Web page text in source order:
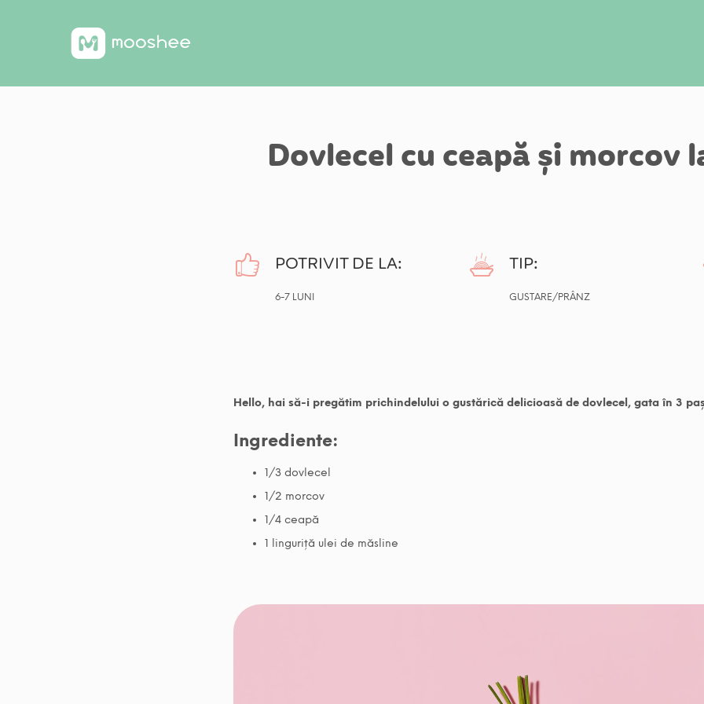
Dovlecel cu ceapă și morcov
POTRIVIT DE LA:
6-7 LUNI
TIP:
GUSTARE/PRÂNZ
Hello, hai să-i pregătim prichindelului o gustărică delicioasă de dovlecel, gata în 3
Ingrediente:
1/3 dovlecel
1/2 morcov
1/4 ceapă
1 linguriță ulei de măsline